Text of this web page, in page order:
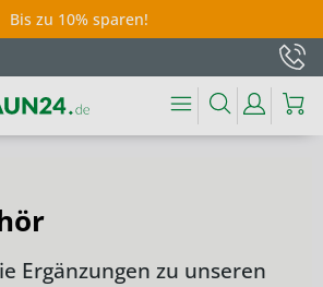
Bis zu 10% sparen!
Ergänzungen zu unseren